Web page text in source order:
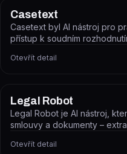
Casetext
Casetext byl AI nástroj pro
přístup k soudním
Otevřít detail
Legal Robot
Legal Robot je AI nástroj,
smlouvy a dokumenty –
Otevřít detail